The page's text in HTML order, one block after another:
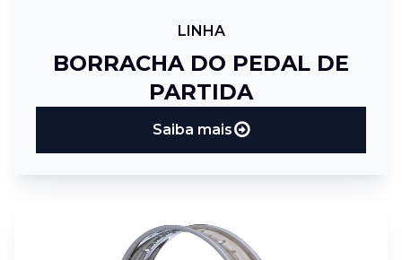
LINHA
BORRACHA DO PEDAL DE
PARTIDA
Saiba mais